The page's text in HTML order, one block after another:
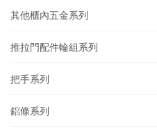
其他櫃內五金系列
推拉門配件輪組系列
把手系列
鋁條系列